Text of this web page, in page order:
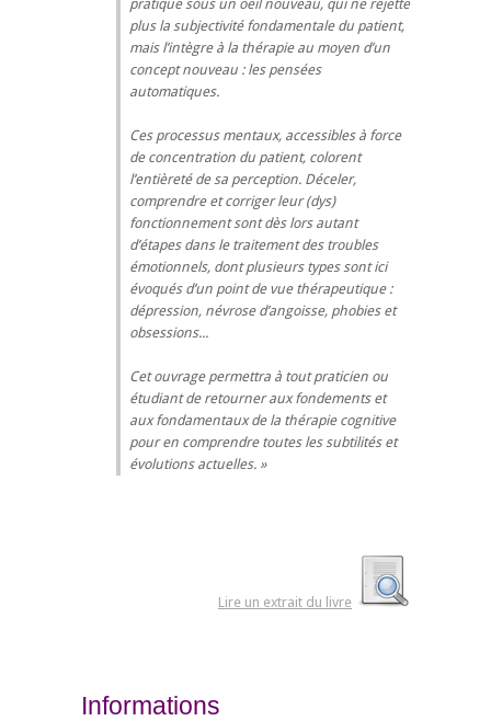
pratique sous un oeil nouveau, qui ne rejette
plus la subjectivité fondamentale du patient,
mais l’intègre à la thérapie au moyen d’un
concept nouveau : les pensées
automatiques.
Ces processus mentaux, accessibles à force
de concentration du patient, colorent
l’entièreté de sa perception. Déceler,
comprendre et corriger leur (dys)
fonctionnement sont dès lors autant
d’étapes dans le traitement des troubles
émotionnels, dont plusieurs types sont ici
évoqués d’un point de vue thérapeutique :
dépression, névrose d’angoisse, phobies et
obsessions...
Cet ouvrage permettra à tout praticien ou
étudiant de retourner aux fondements et
aux fondamentaux de la thérapie cognitive
pour en comprendre toutes les subtilités et
évolutions actuelles.
Lire un extrait du livre
Informations